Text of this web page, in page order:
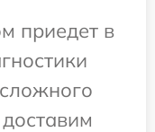
приедет в